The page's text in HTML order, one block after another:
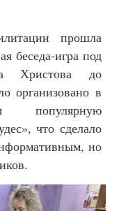
прошла
беседа-игра под
Христова до
организовано в
популярную
что сделало
но